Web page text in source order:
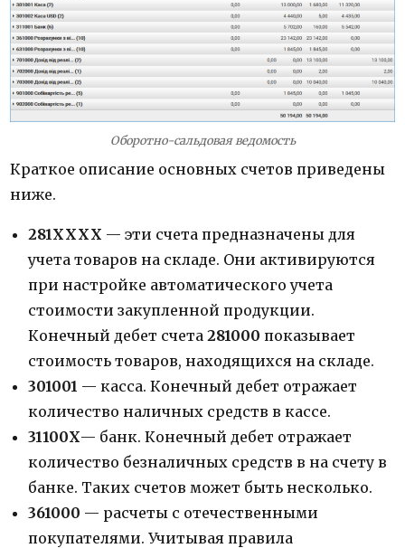
Оборотно-сальдовая ведомость
Краткое описание основных счетов приведены
ниже.
281ХХХХ — эти счета предназначены для
учета товаров на складе. Они активируются
при настройке автоматического учета
стоимости закупленной продукции.
Конечный дебет счета281000 показывает
стоимость товаров, находящихся на складе.
301001 — касса. Конечный дебет отражает
количество наличных средств в кассе.
31100Х— банк. Конечный дебет отражает
количество безналичных средств в на счету в
банке. Таких счетов может быть несколько.
361000 — расчеты с отечественными
покупателями. Учитывая правила